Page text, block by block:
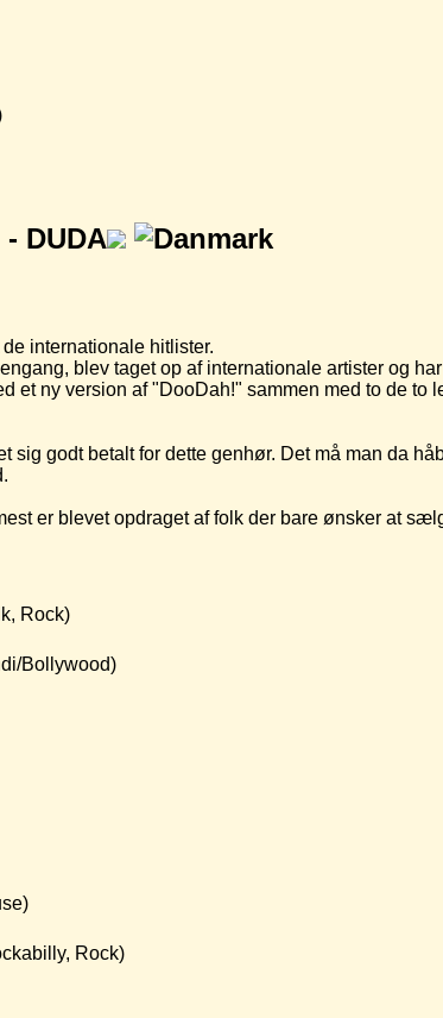
- DUDA
internationale hitlister.
blev taget op af internationale artister og
et ny version af "DooDah!" sammen med to de to
godt betalt for dette genhør. Det må man da
er blevet opdraget af folk der bare ønsker at
Rock)
Bollywood)
Rock)